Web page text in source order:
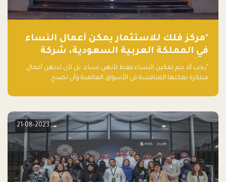
"مركز فلك للاستثمار يمكّن أعمال النساء
في المملكة العربية السعودية، شركة
ناشئة تلو الأخرى."
"يجب ألا يتم تمكين النساء فقط لأنهن نساء، بل لأن لديهن أعمال
مبتكرة يمكنها المنافسة في الأسواق العالمية وأن تصبح
21-08-2023